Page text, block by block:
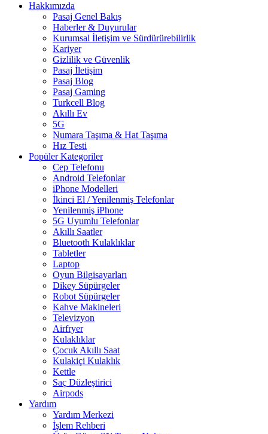
Hakkımızda
Pasaj Genel Bakış
Haberler & Duyurular
Kurumsal İletişim ve Sürdürürebilirlik
Kariyer
Gizlilik ve Güvenlik
Pasaj İletişim
Pasaj Blog
Pasaj Gaming
Turkcell Blog
Akıllı Ev
5G
Numara Taşıma & Hat Taşıma
Hız Testi
Popüler Kategoriler
Cep Telefonu
Android Telefonlar
iPhone Modelleri
İkinci El / Yenilenmiş Telefonlar
Yenilenmiş iPhone
5G Uyumlu Telefonlar
Akıllı Saatler
Bluetooth Kulaklıklar
Tabletler
Laptop
Oyun Bilgisayarları
Dikey Süpürgeler
Robot Süpürgeler
Kahve Makineleri
Televizyon
Airfryer
Kulaklıklar
Çocuk Akıllı Saat
Kulakiçi Kulaklık
Kettle
Saç Düzleştirici
Airpods
Yardım
Yardım Merkezi
İşlem Rehberi